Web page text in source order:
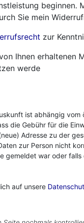
beginnen.
Sie mein
zur
Ihnen erhaltenen
werde
ist abhängig
die Gebühr für die
Adresse zu der
zur Person nicht
gemeldet war oder
auf unsere